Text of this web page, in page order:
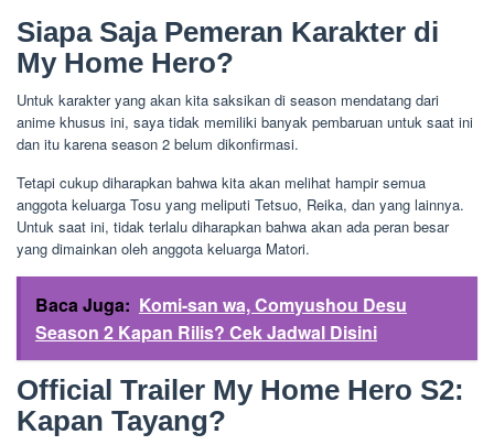
Siapa Saja Pemeran Karakter di
My Home Hero?
Untuk karakter yang akan kita saksikan di season mendatang dari
anime khusus ini, saya tidak memiliki banyak pembaruan untuk saat ini
dan itu karena season 2 belum dikonfirmasi.
Tetapi cukup diharapkan bahwa kita akan melihat hampir semua
anggota keluarga Tosu yang meliputi Tetsuo, Reika, dan yang lainnya.
Untuk saat ini, tidak terlalu diharapkan bahwa akan ada peran besar
yang dimainkan oleh anggota keluarga Matori.
Baca Juga: Komi-san wa, Comyushou Desu
Season 2 Kapan Rilis? Cek Jadwal Disini
Official Trailer My Home Hero S2:
Kapan Tayang?